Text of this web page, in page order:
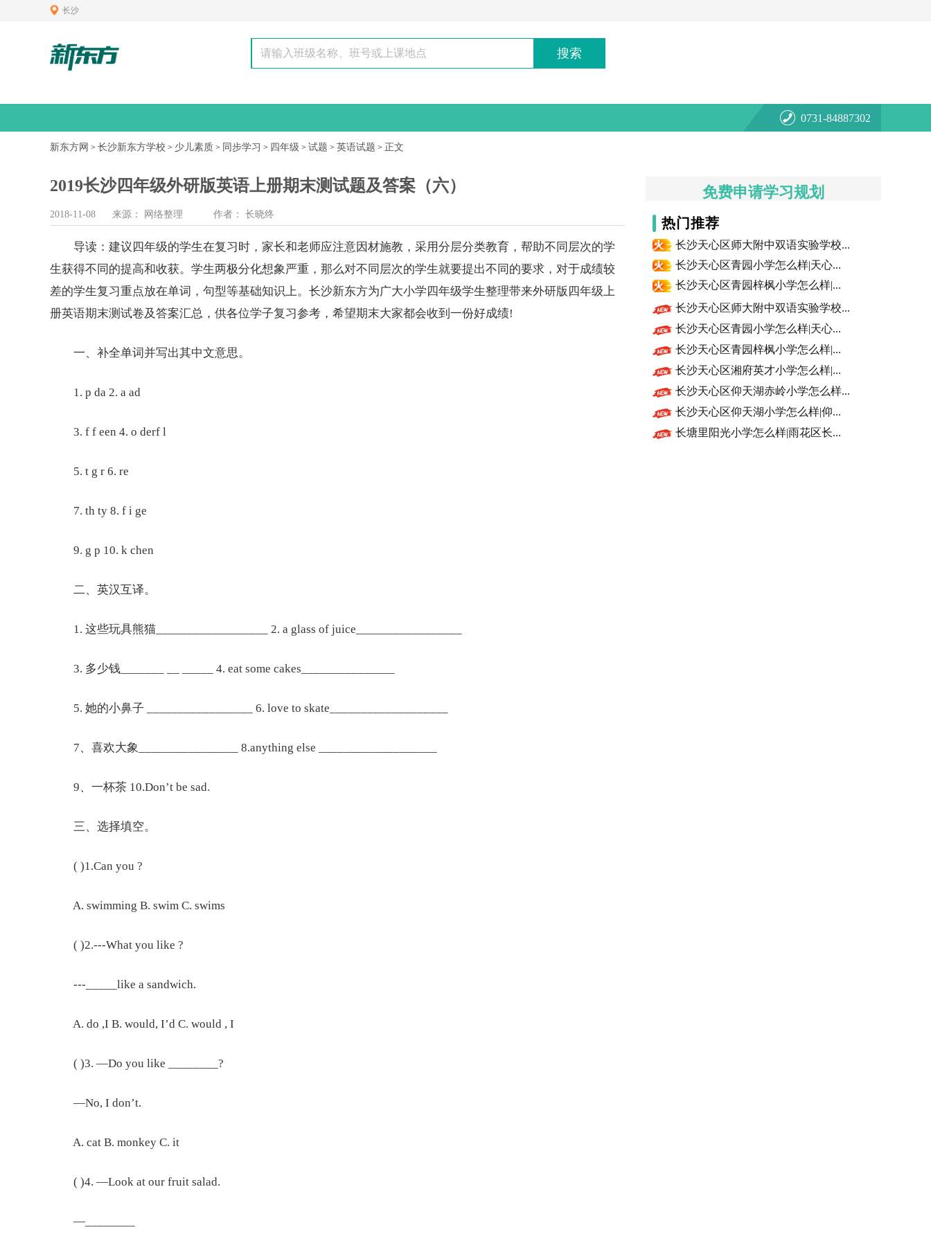
长沙
搜索
0731-84887302
新东方网 > 长沙新东方学校 > 少儿素质 > 同步学习 > 四年级 > 试题 > 英语试题 > 正文
2019长沙四年级外研版英语上册期末测试题及答案（六）
2018-11-08 来源： 网络整理 作者： 长晓终
导读：建议 四年级的学生在复习时，家长和老师应注意因材施教，采用分层分类教育，帮助不同层次的学
生获得不同的提高和收获。学生两极分化想象严重，那么对不同层次的学生就要提出不同的要求，对于成绩较
差的学生复习重点放在单词，句型等基础知识上。长沙新东方为广大小学四年级学生整理带来外研版 四年级上
册英语期末测 试卷及答案汇总，供各位学子复习参考，希望期末大家都会收到一份好成绩!
一、补全单词并写出其中文意思。
1. p da 2. a ad
3. f f een 4. o derf l
5. t g r 6. re
7. th ty 8. f i ge
9. g p 10. k chen
二、英汉互译。
1. 这些玩具熊猫__________________ 2. a glass of juice_________________
3. 多少钱_______ __ _____ 4. eat some cakes_______________
5. 她的小鼻子 _________________ 6. love to skate___________________
7、喜欢大象________________ 8.anything else ___________________
9、一杯茶 10.Don’t be sad.
三、选择填空。
( )1.Can you ?
A. swimming B. swim C. swims
( )2.---What you like ?
---_____like a sandwich.
A. do ,I B. would, I’d C. would , I
( )3. —Do you like ________?
—No, I don’t.
A. cat B. monkey C. it
( )4. —Look at our fruit salad.
—________
免费申请学习规划
热门推荐
长沙天心区师大附中双语实验学校...
长沙天心区青园小学怎么样|天心...
长沙天心区青园梓枫小学怎么样|...
长沙天心区师大附中双语实验学校...
长沙天心区青园小学怎么样|天心...
长沙天心区青园梓枫小学怎么样|...
长沙天心区湘府英才小学怎么样|...
长沙天心区仰天湖赤岭小学怎么样...
长沙天心区仰天湖小学怎么样|仰...
长塘里阳光小学怎么样|雨花区长...